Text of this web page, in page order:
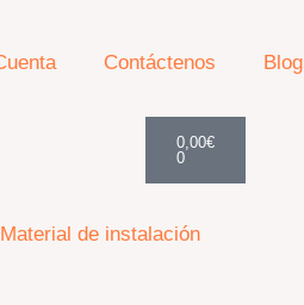
Contáctenos Blog
0,00€
0
Material de instalación